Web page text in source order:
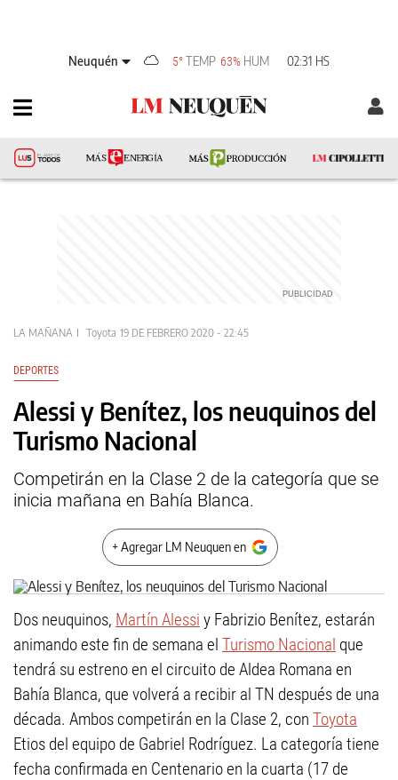
Neuquén 5° TEMP 63% HUM 02:31 HS
LA MAÑANA Toyota 19 DE FEBRERO 2020 - 22:45
DEPORTES
Alessi y Benítez, los neuquinos del
Turismo Nacional
Competirán en la Clase 2 de la categoría que se
inicia mañana en Bahía Blanca.
+ Agregar LM Neuquen en
Dos neuquinos, Martín Alessi y Fabrizio Benítez, estarán
animando este fin de semana el Turismo Nacional que
tendrá su estreno en el circuito de Aldea Romana en
Bahía Blanca, que volverá a recibir al TN después de una
década. Ambos competirán en la Clase 2, con Toyota
Etios del equipo de Gabriel Rodríguez. La categoría tiene
fecha confirmada en Centenario en la cuarta (17 de